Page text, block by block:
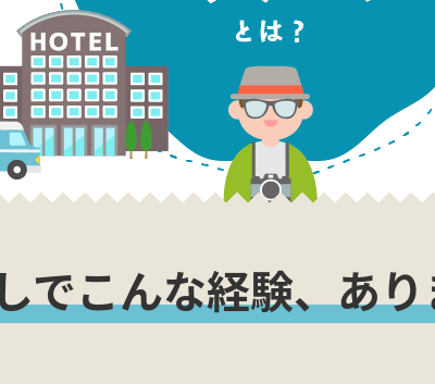
でこんな経験、あ